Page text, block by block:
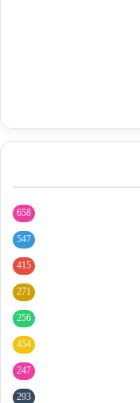
658
547
415
271
256
454
247
293